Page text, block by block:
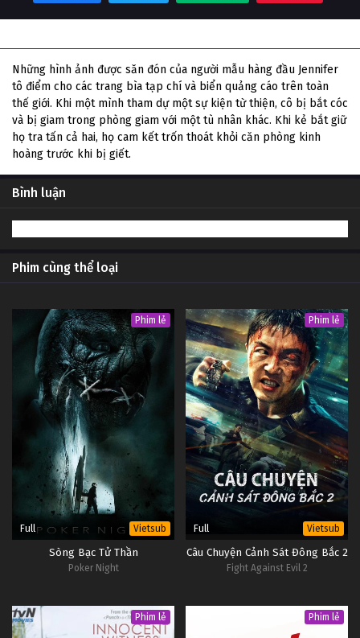
Những hình ảnh được săn đón của người mẫu hàng đầu Jennifer
tô điểm cho các trang bìa tạp chí và biển quảng cáo trên toàn
thế giới. Khi một mình tham dự một sự kiện từ thiện, cô bị bắt cóc
và bị giam trong phòng giam với một tù nhân khác. Khi kẻ bắt giữ
họ tra tấn cả hai, họ cam kết trốn thoát khỏi căn phòng kinh
hoàng trước khi bị giết.
Bình luận
Phim cùng thể loại
Phim lẻ
Full Vietsub
Sòng Bạc Tử Thần
Poker Night
Phim lẻ
Full Vietsub
Câu Chuyện Cảnh Sát Đông Bắc 2
Fight Against Evil 2
Phim lẻ Phim lẻ